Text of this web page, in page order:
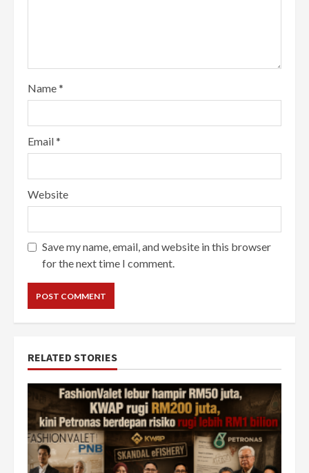
Name*
Email*
Website
Save my name, email, and website in this browser
for the next time I comment.
RELATED STORIES